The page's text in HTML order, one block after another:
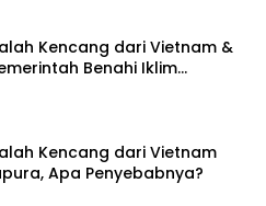
Kencang dari Vietnam &
Benahi Iklim
Kencang dari Vietnam
Apa Penyebabnya?